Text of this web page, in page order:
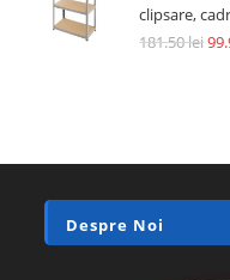
clipsare,
181.50lei
Despre Noi